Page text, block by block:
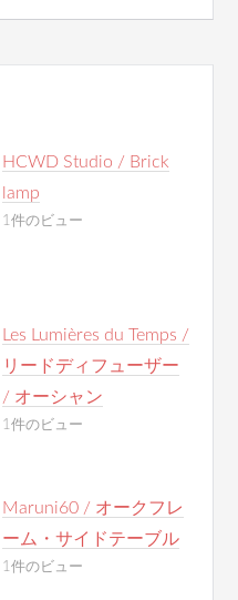
HCWD Studio / Brick
lamp
1件のビュー
Les Lumières du Temps /
リードディフューザー
/ オーシャン
1件のビュー
Maruni60 / オークフレ
ーム・サイドテーブル
1件のビュー